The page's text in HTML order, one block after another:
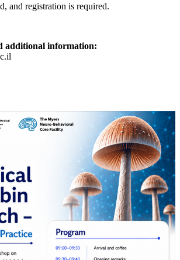
and registration is required.
additional information: